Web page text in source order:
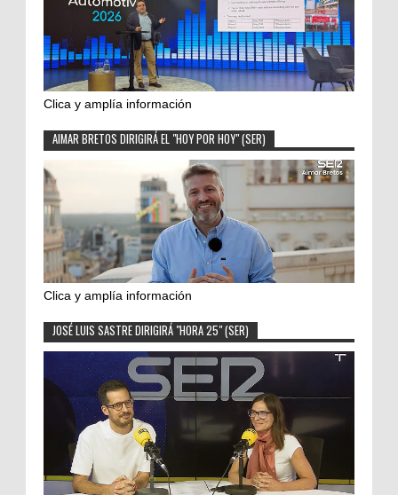
Clica y amplía información
AIMAR BRETOS DIRIGIRÁ EL "HOY POR HOY" (SER)
Clica y amplía información
JOSÉ LUIS SASTRE DIRIGIRÁ "HORA 25" (SER)